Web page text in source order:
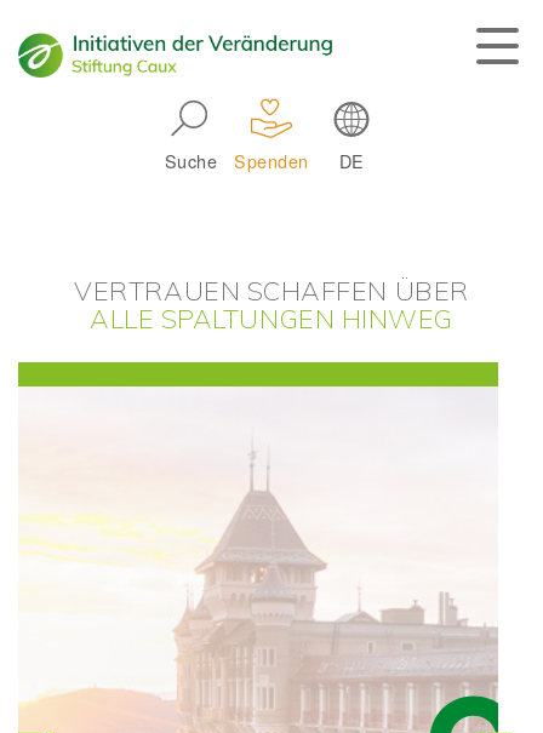
Suche Spenden DE
VERTRAUEN SCHAFFEN ÜBER
ALLE SPALTUNGEN HINWEG